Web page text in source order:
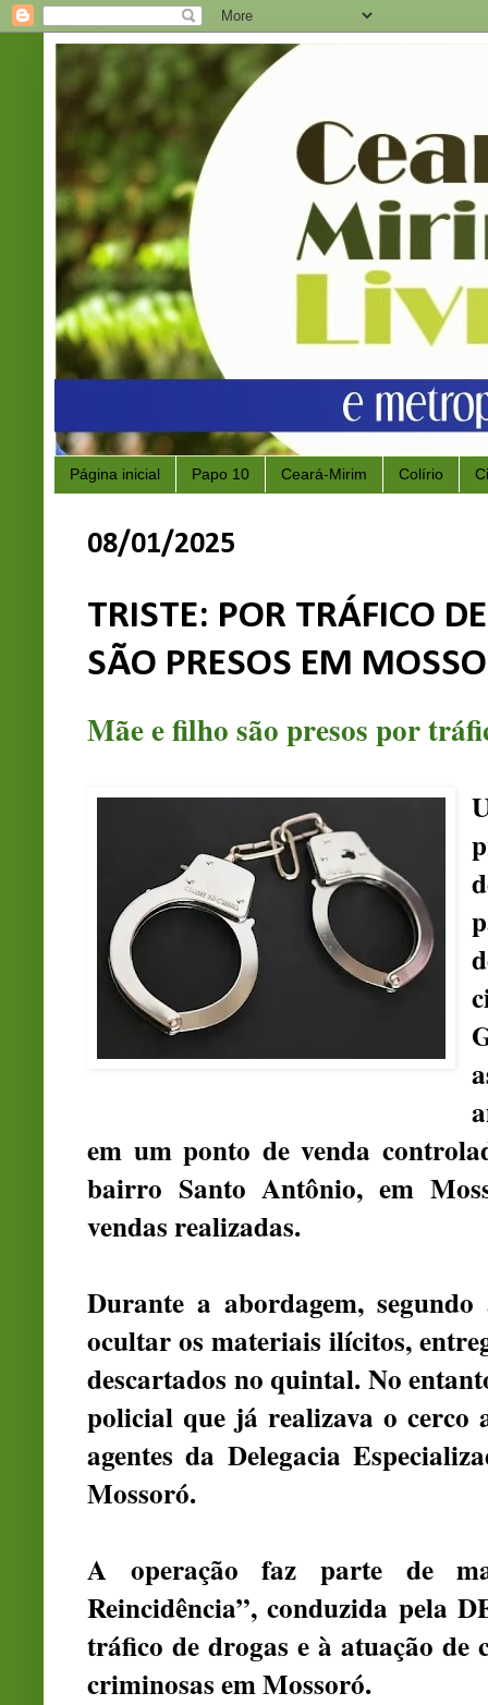
Página inicial Papo 10 Ceará-Mirim Colírio
08/01/2025
TRISTE: POR TRÁFICO
SÃO PRESOS EM
Mãe e filho são presos por
em um ponto de venda
bairro Santo Antônio, em
vendas realizadas.
Durante a abordagem,
ocultar os materiais ilícitos,
descartados no quintal. No
policial que já realizava o
agentes da Delegacia
Mossoró.
A operação faz parte de
Reincidência”, conduzida pela
tráfico de drogas e à atuação de
criminosas em Mossoró.